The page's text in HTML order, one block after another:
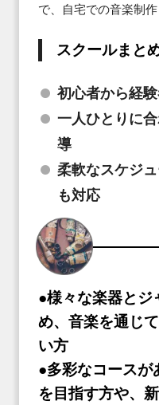
で、自宅での音楽制
スクールまと
初心者から経
一人ひとりに
導
柔軟なスケジ
も対応
●様々な楽器とジ
め、音楽を通じ
い方
●多彩なコースが
を目指す方や、